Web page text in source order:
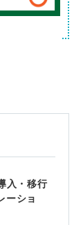
入・移行
ーショ